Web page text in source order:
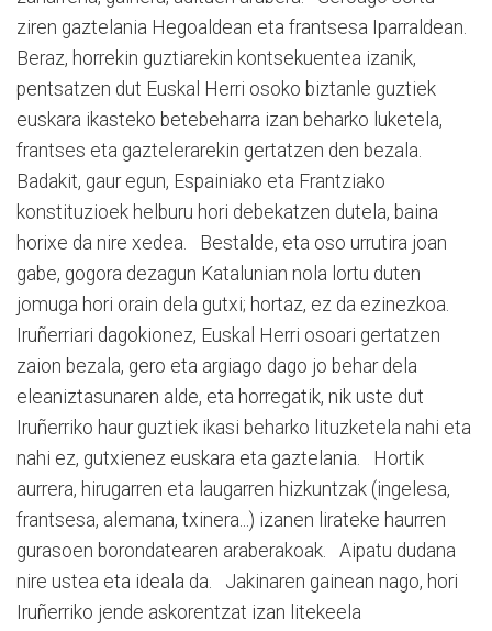
ziren gaztelania Hegoaldean eta frantsesa Iparraldean.
Beraz, horrekin guztiarekin kontsekuentea izanik,
pentsatzen dut Euskal Herri osoko biztanle guztiek
euskara ikasteko betebeharra izan beharko luketela,
frantses eta gaztelerarekin gertatzen den bezala.
Badakit, gaur egun, Espainiako eta Frantziako
konstituzioek helburu hori debekatzen dutela, baina
horixe da nire xedea. Bestalde, eta oso urrutira joan
gabe, gogora dezagun Katalunian nola lortu duten
jomuga hori orain dela gutxi; hortaz, ez da ezinezkoa.
Iruñerriari dagokionez, Euskal Herri osoari gertatzen
zaion bezala, gero eta argiago dago jo behar dela
eleaniztasunaren alde, eta horregatik, nik uste dut
Iruñerriko haur guztiek ikasi beharko lituzketela nahi eta
nahi ez, gutxienez euskara eta gaztelania. Hortik
aurrera, hirugarren eta laugarren hizkuntzak (ingelesa,
frantsesa, alemana, txinera...) izanen lirateke haurren
gurasoen borondatearen araberakoak. Aipatu dudana
nire ustea eta ideala da. Jakinaren gainean nago, hori
Iruñerriko jende askorentzat izan litekeela